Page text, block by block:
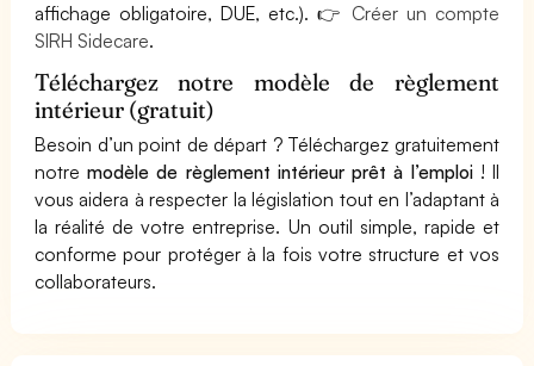
affichage obligatoire, DUE, etc.). 👉 Créer un compte
SIRH Sidecare.
Téléchargez notre modèle de règlement
intérieur (gratuit)
Besoin d’un point de départ ? Téléchargez gratuitement
notremodèle de règlement intérieur prêt à l’emploi! Il
vous aidera à respecter la législation tout en l’adaptant à
la réalité de votre entreprise. Un outil simple, rapide et
conforme pour protéger à la fois votre structure et vos
collaborateurs.